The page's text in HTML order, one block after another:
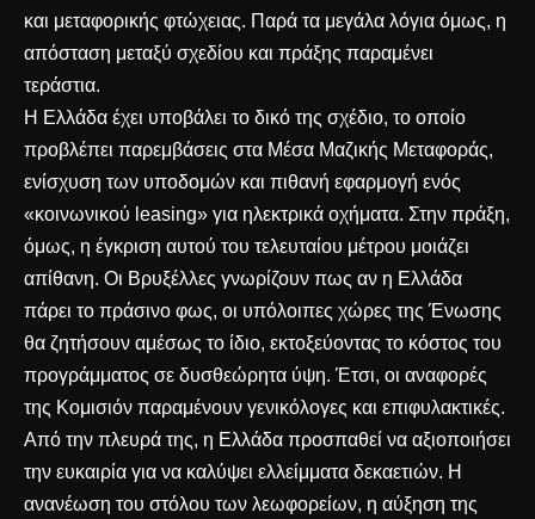
και μεταφορικής φτώχειας. Παρά τα μεγάλα λόγια όμως, η
απόσταση μεταξύ σχεδίου και πράξης παραμένει
τεράστια.
Η Ελλάδα έχει υποβάλει το δικό της σχέδιο, το οποίο
προβλέπει παρεμβάσεις στα Μέσα Μαζικής Μεταφοράς,
ενίσχυση των υποδομών και πιθανή εφαρμογή ενός
«κοινωνικού leasing» για ηλεκτρικά οχήματα. Στην πράξη,
όμως, η έγκριση αυτού του τελευταίου μέτρου μοιάζει
απίθανη. Οι Βρυξέλλες γνωρίζουν πως αν η Ελλάδα
πάρει το πράσινο φως, οι υπόλοιπες χώρες της Ένωσης
θα ζητήσουν αμέσως το ίδιο, εκτοξεύοντας το κόστος του
προγράμματος σε δυσθεώρητα ύψη. Έτσι, οι αναφορές
της Κομισιόν παραμένουν γενικόλογες και επιφυλακτικές.
Από την πλευρά της, η Ελλάδα προσπαθεί να αξιοποιήσει
την ευκαιρία για να καλύψει ελλείμματα δεκαετιών. Η
ανανέωση του στόλου των λεωφορείων, η αύξηση της